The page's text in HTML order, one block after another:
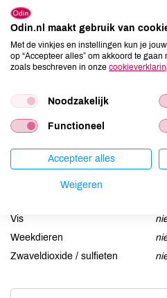
Aardnoten
Gluten
Lactose
Lupine
Mosterd
Noten
Schaaldieren
Vis
Weekdieren
Zwaveldioxide / sulfieten
Odin.nl maakt gebruik van
Met de vinkjes en instellingen kun je
op “Accepteer alles” om akkoord te
zoals beschreven in onze
Noodzakelijk
Functioneel
Accepteer alles
Weigeren